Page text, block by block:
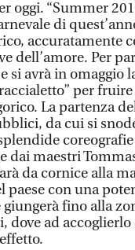
oggi. “Summer
di
accuratamente
dell’amore. Per
si avrà in omaggio
per
La partenza
da cui si
dai maestri
da cornice alla
paese con una
fino alla
ad accoglierlo